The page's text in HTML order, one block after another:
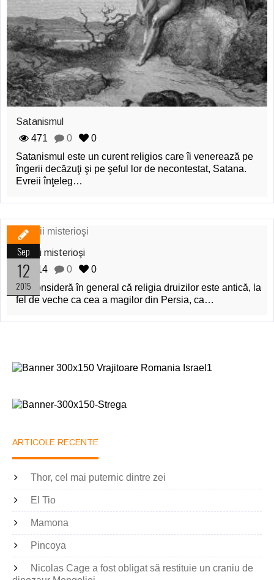
Satanismul
471
0
0
Satanismul este un curent religios care îi venerează pe
îngerii decăzuţi şi pe şeful lor de necontestat, Satana.
Evreii înţeleg…
Sep
12
2015
Druizii misterioşi
114
0
0
Se consideră în general că religia druizilor este antică, la
fel de veche ca cea a magilor din Persia, ca…
ARTICOLE RECENTE
Thor, cel mai puternic dintre zei
El Tio
Mamona
Pincoya
Nicolas Cage a fost obligat să restituie un craniu de